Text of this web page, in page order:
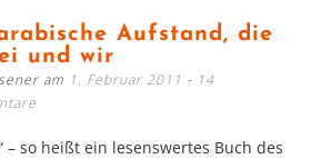
Aufstand, die
und wir
am 1. Februar 2011
14
– so heißt ein lesenswertes Buch des